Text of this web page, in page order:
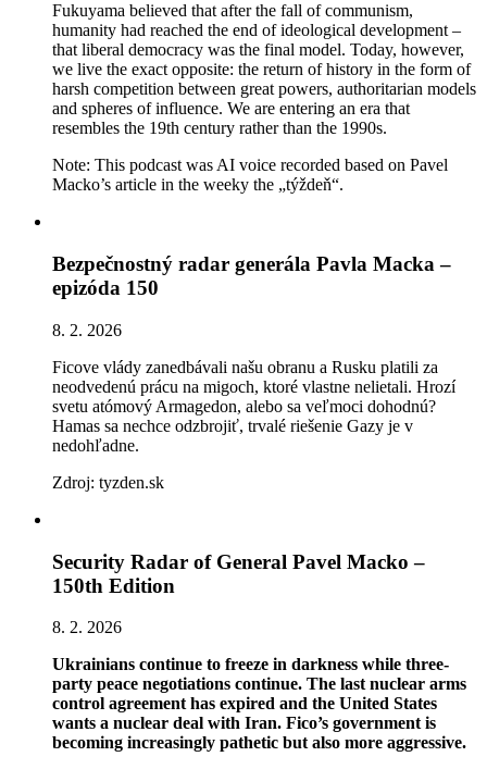
Fukuyama believed that after the fall of communism,
humanity had reached the end of ideological development –
that liberal democracy was the final model. Today, however,
we live the exact opposite: the return of history in the form of
harsh competition between great powers, authoritarian models
and spheres of influence. We are entering an era that
resembles the 19th century rather than the 1990s.
Note: This podcast was AI voice recorded based on Pavel
Macko’s article in the weeky the „týždeň“.
Bezpečnostný radar generála Pavla Macka –
epizóda 150
8. 2. 2026
Ficove vlády zanedbávali našu obranu a Rusku platili za
neodvedenú prácu na migoch, ktoré vlastne nelietali. Hrozí
svetu atómový Armagedon, alebo sa veľmoci dohodnú?
Hamas sa nechce odzbrojiť, trvalé riešenie Gazy je v
nedohľadne.
Zdroj: tyzden.sk
Security Radar of General Pavel Macko –
150th Edition
8. 2. 2026
Ukrainians continue to freeze in darkness while three-
party peace negotiations continue. The last nuclear arms
control agreement has expired and the United States
wants a nuclear deal with Iran. Fico’s government is
becoming increasingly pathetic but also more aggressive.